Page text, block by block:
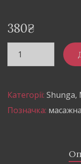
380₴
Категорії: Shunga,
Позначка: